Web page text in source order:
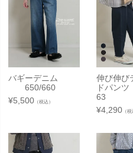
バギーデニム
650/660
¥5,500 （税込）
伸び伸び
ドパ
63
¥4,290 （税